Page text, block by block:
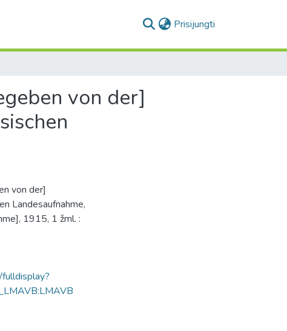
Prisijungti
von der]
von der]
Landesaufnahme,
1915, 1 žml. :